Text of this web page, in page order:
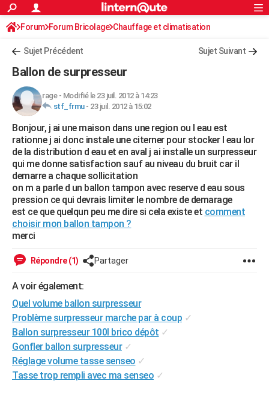
ACTUALITÉS
Politique
Société
Faits Divers
Education
Monde
Villes
+
FINANCE
Retraite
Impôts
Epargne
Immobilier
Risques naturels par ville
Banque
Assurance
Crédit
AUTO
Essais
Réserver un essai
Citadines
Berlines
SUV
Forum auto
+HIGH-TECH
Mobiles
Meilleur smartphone
Internet
Ordinateurs
Jeux vidéo
Guide high-tech
+BRICOLAGE
Forum
Aménagement intérieur
Extérieur
Cuisine
Salle de bains
Jardinage
Rangement
WEEK-END
Guides de France
Escapades
Patrimoine
Expositions
Musées
Week-end nature
+LIFESTYLE
Art de vivre
Bien-être
Loisirs
Mode
Modes de vie
SANTE
Alimentation
Guide de la santé
Maladies
Médicaments
Sommeil
VOYAGE
Destinations
City break
Voyage nature
Voyage de noces
Forum
Climat
PHOTO
GUIDES D'ACHAT
BONS PLANS
CARTE DE VOEUX
Carte de Noël
Carte Bonne année
Carte Saint-Valentin
Carte Pâques
Carte d'anniversaire
DICTIONNAIRE
Rechercher
S'inscrire
Connexion
Forum Forum Bricolage Chauffage et climatisation
Sujet Précédent Sujet Suivant
Ballon de surpresseur
rage- Modifié le 23 juil. 2012 à 14:23
stf_frmu- 23 juil. 2012 à 15:02
Bonjour, j ai une maison dans une region ou l eau est
rationne j ai donc instale une citerner pour stocker l eau lor
de la distribution d eau et en aval j ai installe un surpresseur
qui me donne satisfaction sauf au niveau du bruit car il
demarre a chaque sollicitation
on m a parle d un ballon tampon avec reserve d eau sous
pression ce qui devrais limiter le nombre de demarage
est ce que quelqun peu me dire si cela existe et comment
choisir mon ballon tampon ?
merci
Répondre (1) Partager
A voir également:
Quel volume ballon surpresseur
Problème surpresseur marche par à coup ✓
Ballon surpresseur 100l brico dépôt ✓
Gonfler ballon surpresseur ✓
Réglage volume tasse senseo ✓
Tasse trop rempli avec ma senseo ✓